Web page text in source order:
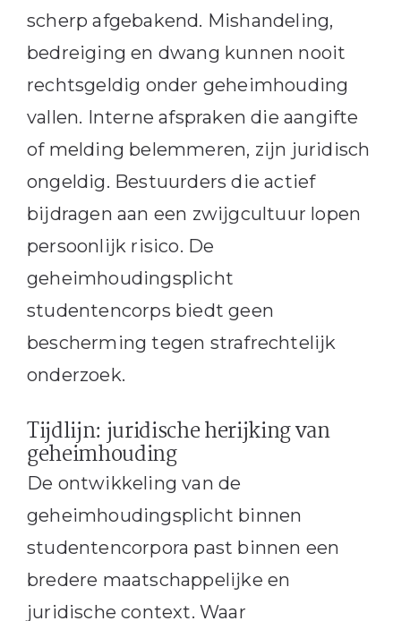
scherp afgebakend. Mishandeling,
bedreiging en dwang kunnen nooit
rechtsgeldig onder geheimhouding
vallen. Interne afspraken die aangifte
of melding belemmeren, zijn juridisch
ongeldig. Bestuurders die actief
bijdragen aan een zwijgcultuur lopen
persoonlijk risico. De
geheimhoudingsplicht
studentencorps biedt geen
bescherming tegen strafrechtelijk
onderzoek.
Tijdlijn: juridische herijking van
geheimhouding
De ontwikkeling van de
geheimhoudingsplicht binnen
studentencorpora past binnen een
bredere maatschappelijke en
juridische context. Waar